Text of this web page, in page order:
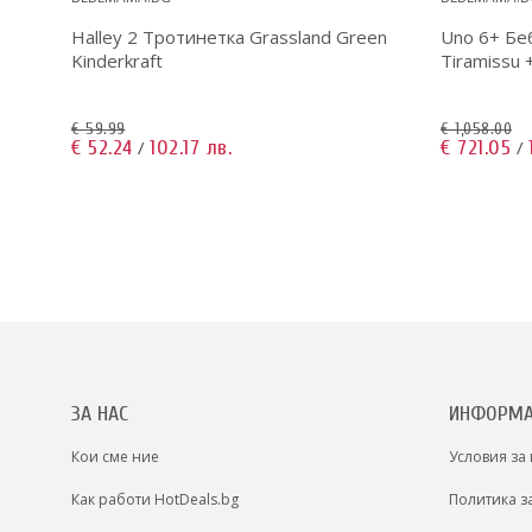
Halley 2 Тротинетка Grassland Green
Kinderkraft
€ 59.99
€ 52.24 / 102.17 лв.
Uno 6+
Tiramissu
€ 1,058.00
€ 721.05 /
ЗА НАС
Кои сме ние
Как работи HotDeals.bg
Условия за
Политика